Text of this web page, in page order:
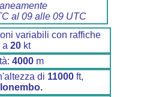
al 09 alle 09 UTC
variabili con raffiche
a 20kt
4000 m
di 11000ft,